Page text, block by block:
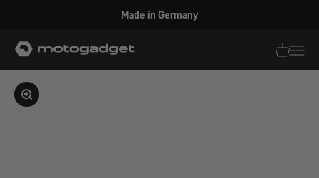
Made in Germany
motogadget GmbH
Bild vergrößern